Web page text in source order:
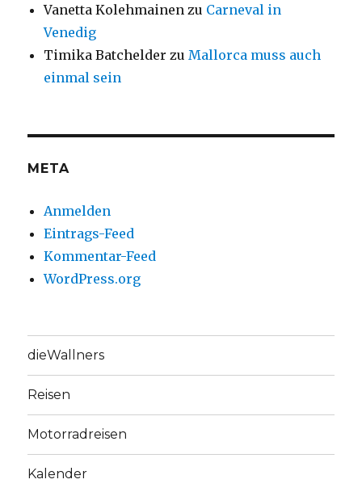
Vanetta Kolehmainen zu Carneval in
Venedig
Timika Batchelder zu Mallorca muss auch
einmal sein
META
Anmelden
Eintrags-Feed
Kommentar-Feed
WordPress.org
dieWallners
Reisen
Motorradreisen
Kalender